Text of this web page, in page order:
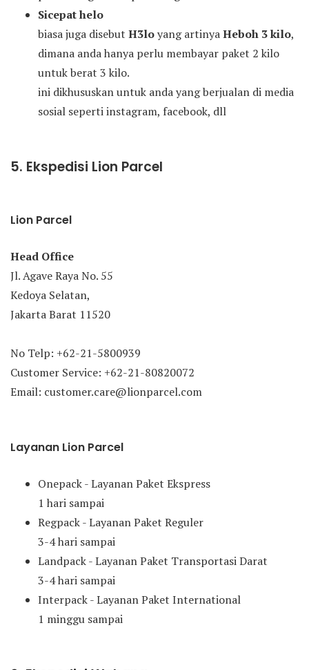
Sicepat helo
biasa juga disebut H3loyang artinyaHeboh 3 kilo,
dimana anda hanya perlu membayar paket 2 kilo
untuk berat 3 kilo.
ini dikhususkan untuk anda yang berjualan di media
sosial seperti instagram, facebook, dll
5. Ekspedisi Lion Parcel
Lion Parcel
Head Office
Jl. Agave Raya No. 55
Kedoya Selatan,
Jakarta Barat 11520
No Telp: +62-21-5800939
Customer Service: +62-21-80820072
Email: customer.care@lionparcel.com
Layanan Lion Parcel
Onepack - Layanan Paket Ekspress
1 hari sampai
Regpack - Layanan Paket Reguler
3-4 hari sampai
Landpack - Layanan Paket Transportasi Darat
3-4 hari sampai
Interpack - Layanan Paket International
1 minggu sampai